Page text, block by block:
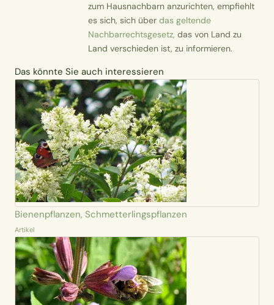
zum Hausnachbarn anzurichten, empfiehlt
es sich, sich über das geltende
Nachbarrechtsgesetz, das von Land zu
Land verschieden ist, zu informieren.
Das könnte Sie auch interessieren
Bienenpflanzen, Schmetterlingspflanzen
Artikel